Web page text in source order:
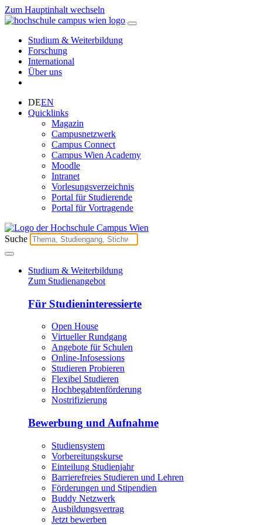
Zum Hauptinhalt wechseln
Studium & Weiterbildung
Forschung
International
Über uns
DEEN
Quicklinks
Magazin
Campusnetzwerk
Campus Connect
Campus Wien Academy
Moodle
Intranet
Vorlesungsverzeichnis
Portal für Studierende
Portal für Vortragende
Suche
Studium & Weiterbildung
Zum Studienangebot
Für Studieninteressierte
Open House
Virtueller Rundgang
Angebote für Schulen
Online-Infosessions
Studieren Probieren
Flexibel Studieren
Hochbegabtenförderung
Nostrifizierung
Bewerbung und Aufnahme
Studiensystem
Vorbereitungskurse
Einteilung Studienjahr
Barrierefreies Studieren und Lehren
Förderungen und Stipendien
Buddy Netzwerk
Ausbildungsvertrag
Jetzt bewerben